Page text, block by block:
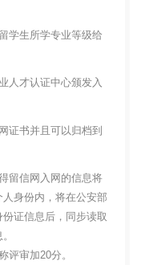
学生所学专业等级给
人才认证中心颁发入
证书并且可以归档到
留信网入网的信息将
身份内，将在公安部
证信息后，同步读取
评审加20分。